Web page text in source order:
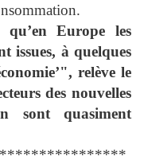
qu’en Europe les
issues, à quelques
relève le
des nouvelles
sont quasiment